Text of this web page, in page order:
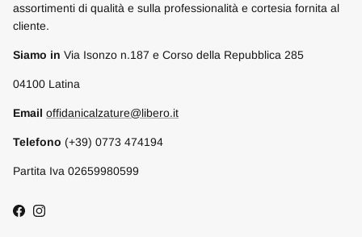
assortimenti di qualità e sulla professionalità e cortesia fornita al
cliente.
Siamo in Via Isonzo n.187 e Corso della Repubblica 285
04100 Latina
Email offidanicalzature@libero.it
Telefono (+39) 0773 474194
Partita Iva 02659980599
Facebook
Instagram